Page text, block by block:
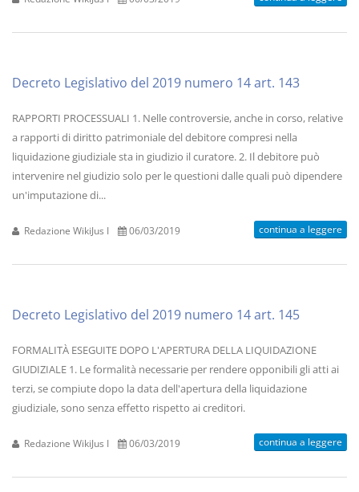
Decreto Legislativo del 2019 numero 14 art. 143
RAPPORTI PROCESSUALI 1. Nelle controversie, anche in corso, relative
a rapporti di diritto patrimoniale del debitore compresi nella
liquidazione giudiziale sta in giudizio il curatore. 2. Il debitore può
intervenire nel giudizio solo per le questioni dalle quali può dipendere
un'imputazione di...
Redazione WikiJus I 06/03/2019 continua a leggere
Decreto Legislativo del 2019 numero 14 art. 145
FORMALITÀ ESEGUITE DOPO L'APERTURA DELLA LIQUIDAZIONE
GIUDIZIALE 1. Le formalità necessarie per rendere opponibili gli atti ai
terzi, se compiute dopo la data dell'apertura della liquidazione
giudiziale, sono senza effetto rispetto ai creditori.
Redazione WikiJus I 06/03/2019 continua a leggere